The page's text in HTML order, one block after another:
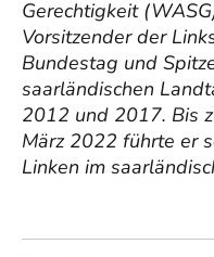
Gerechtigkeit
Vorsitzender der
Bundestag und
saarländischen
2012 und 2017. Bis
März 2022 führte er
Linken im